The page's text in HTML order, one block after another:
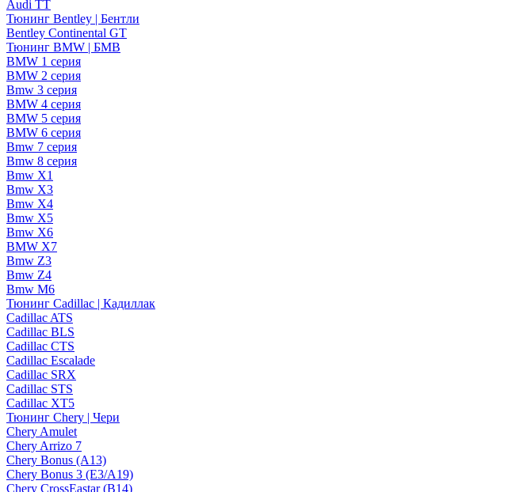
Audi TT
Тюнинг Bentley | Бентли
Bentley Continental GT
Тюнинг BMW | БМВ
BMW 1 серия
BMW 2 серия
Bmw 3 серия
BMW 4 серия
BMW 5 серия
BMW 6 серия
Bmw 7 серия
Bmw 8 серия
Bmw X1
Bmw X3
Bmw X4
Bmw X5
Bmw X6
BMW X7
Bmw Z3
Bmw Z4
Bmw М6
Тюнинг Cadillac | Кадиллак
Cadillac ATS
Cadillac BLS
Cadillac CTS
Cadillac Escalade
Cadillac SRX
Cadillac STS
Cadillac XT5
Тюнинг Chery | Чери
Chery Amulet
Chery Arrizo 7
Chery Bonus (A13)
Chery Bonus 3 (E3/A19)
Chery CrossEastar (B14)